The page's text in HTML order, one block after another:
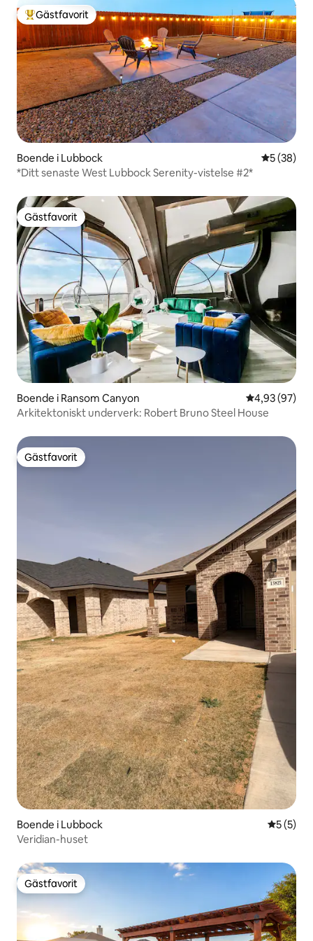
Populär gästfavorit
Gästfavorit
Boende i Lubbock 5 av 5 i
5 (38)
*Ditt senaste West Lubbock Serenity-vistelse #2*
Gästfavorit
Gästfavorit
Boende i Ransom Canyon 4,93 av 5 i
4,93 (97)
Arkitektoniskt underverk: Robert Bruno Steel House
Gästfavorit
Gästfavorit
Boende i Lubbock 5 av 5 i
5 (5)
Veridian-huset
Gästfavorit
Gästfavorit